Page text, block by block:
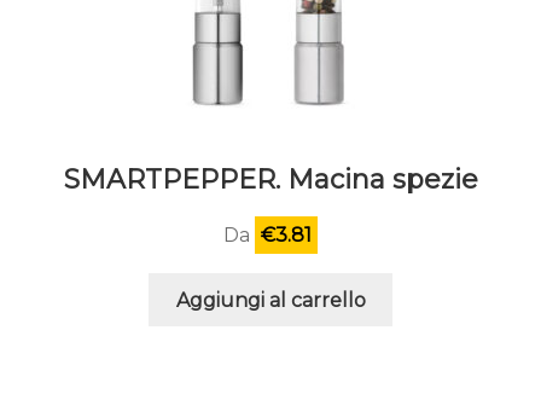
SMARTPEPPER. Macina spezie
Da €3.81
Aggiungi al carrello